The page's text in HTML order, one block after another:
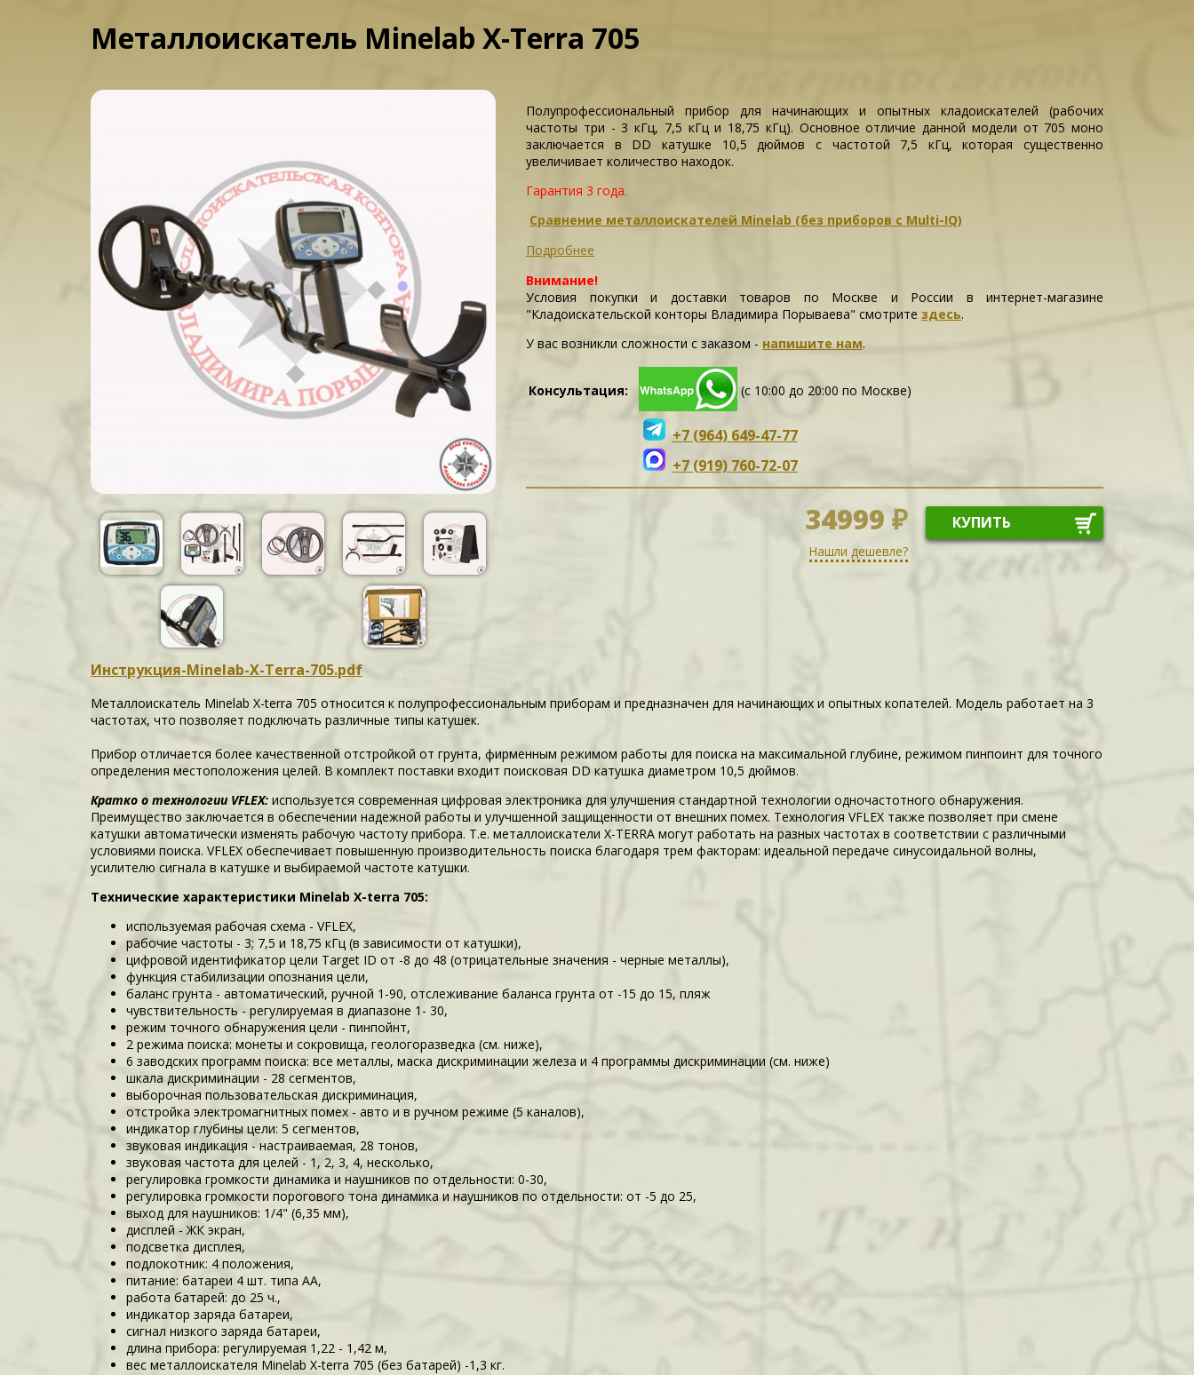
Металлоискатель Minelab X-Terra 705
Инструкция-Minelab-X-Terra-705.pdf
Полупрофессиональный прибор для начинающих и опытных кладоискателей (рабочих
частоты три - 3 кГц, 7,5 кГц и 18,75 кГц). Основное отличие данной модели от 705 моно
заключается в DD катушке 10,5 дюймов с частотой 7,5 кГц, которая существенно
увеличивает количество находок.
Гарантия 3 года.
Сравнение металлоискателей Minelab (без приборов с Multi-IQ)
Подробнее
Внимание!
Условия покупки и доставки товаров по Москве и России в интернет-магазине
"Кладоискательской конторы Владимира Порываева" смотритездесь.
У вас возникли сложности c заказом - напишите нам.
Консультация: (с 10:00 до 20:00 по Москве)
+7 (964) 649-47-77
+7 (919) 760-72-07
34999 ₽ КУПИТЬ
Нашли дешевле?
Металлоискатель Minelab X-terra 705 относится к полупрофессиональным приборам и предназначен для начинающих и опытных копателей. Модель работает на 3
частотах, что позволяет подключать различные типы катушек.
Прибор отличается более качественной отстройкой от грунта, фирменным режимом работы для поиска на максимальной глубине, режимом пинпоинт для точного
определения местоположения целей. В комплект поставки входит поисковая DD катушка диаметром 10,5 дюймов.
Кратко о технологии VFLEX: используется современная цифровая электроника для улучшения стандартной технологии одночастотного обнаружения.
Преимущество заключается в обеспечении надежной работы и улучшенной защищенности от внешних помех. Технология VFLEX также позволяет при смене
катушки автоматически изменять рабочую частоту прибора. Т.е. металлоискатели X-TERRA могут работать на разных частотах в соответствии с различными
условиями поиска. VFLEX обеспечивает повышенную производительность поиска благодаря трем факторам: идеальной передаче синусоидальной волны,
усилителю сигнала в катушке и выбираемой частоте катушки.
Технические характеристики Minelab X-terra 705:
используемая рабочая схема - VFLEX,
рабочие частоты - 3; 7,5 и 18,75 кГц (в зависимости от катушки),
цифровой идентификатор цели Target ID от -8 до 48 (отрицательные значения - черные металлы),
функция стабилизации опознания цели,
баланс грунта - автоматический, ручной 1-90, отслеживание баланса грунта от -15 до 15, пляж
чувствительность - регулируемая в диапазоне 1- 30,
режим точного обнаружения цели - пинпойнт,
2 режима поиска: монеты и сокровища, геологоразведка (см. ниже),
6 заводских программ поиска: все металлы, маска дискриминации железа и 4 программы дискриминации (см. ниже)
шкала дискриминации - 28 сегментов,
выборочная пользовательская дискриминация,
отстройка электромагнитных помех - авто и в ручном режиме (5 каналов),
индикатор глубины цели: 5 сегментов,
звуковая индикация - настраиваемая, 28 тонов,
звуковая частота для целей - 1, 2, 3, 4, несколько,
регулировка громкости динамика и наушников по отдельности: 0-30,
регулировка громкости порогового тона динамика и наушников по отдельности: от -5 до 25,
выход для наушников: 1/4" (6,35 мм),
дисплей - ЖК экран,
подсветка дисплея,
подлокотник: 4 положения,
питание: батареи 4 шт. типа АА,
работа батарей: до 25 ч.,
индикатор заряда батареи,
сигнал низкого заряда батареи,
длина прибора: регулируемая 1,22 - 1,42 м,
вес металлоискателя Minelab X-terra 705 (без батарей) -1,3 кг.